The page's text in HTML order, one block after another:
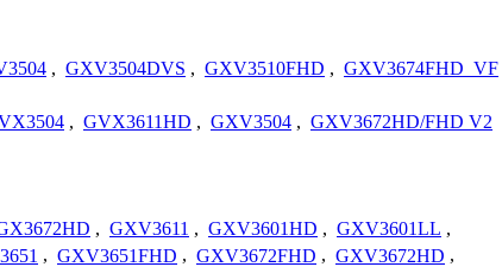
, GXV3504DVS , GXV3510FHD , GXV3674FHD_VF
, GVX3611HD , GXV3504 , GXV3672HD/FHD V2
, GXV3611 , GXV3601HD , GXV3601LL ,
, GXV3651FHD , GXV3672FHD , GXV3672HD ,